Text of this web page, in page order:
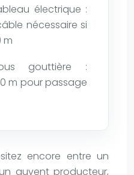
électrique :
nécessaire si
m
gouttière :
m pour passage
encore entre un
auvent producteur,